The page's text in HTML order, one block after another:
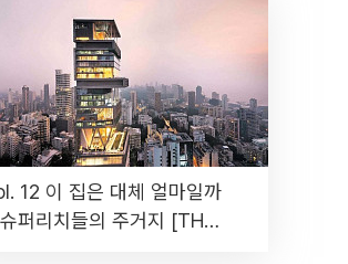
12 이 집은 대체 얼마일까
퍼리치들의 주거지 [THE